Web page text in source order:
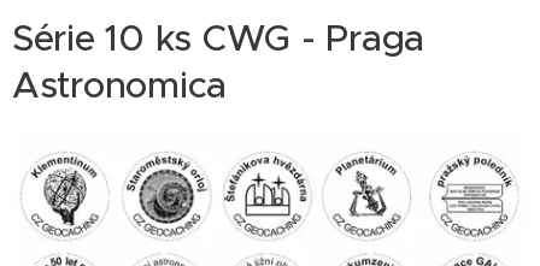
Série 10 ks CWG - Praga
Astronomica